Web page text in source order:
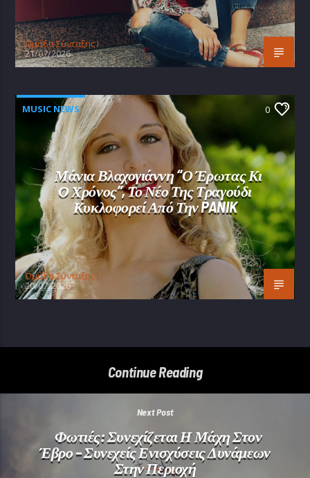
Oμάδα Σύνταξης Ι
21/07/2026
MUSIC NEWS 0
Μάνια Βλαχογιάννη “Ο Έρωτας Κι
Ο Χρόνος”, Το Νέο Της Τραγούδι
Κυκλοφορεί Από Την PANIK
Oμάδα Σύνταξης Ι
20/07/2026
Continue Reading
Next Post
Φωτιές: Συνεχίζεται Η Μάχη Στον
Έβρο – Συνεχείς Ενισχύσεις Δυνάμεων
Στην Περιοχή